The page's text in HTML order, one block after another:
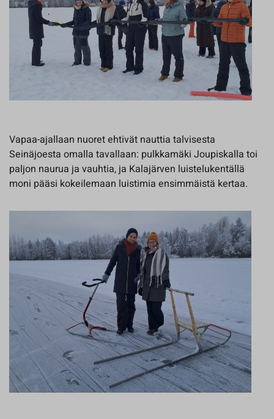
Vapaa-ajallaan nuoret ehtivät nauttia talvisesta
Seinäjoesta omalla tavallaan: pulkkamäki Joupiskalla toi
paljon naurua ja vauhtia, ja Kalajärven luistelukentällä
moni pääsi kokeilemaan luistimia ensimmäistä kertaa.